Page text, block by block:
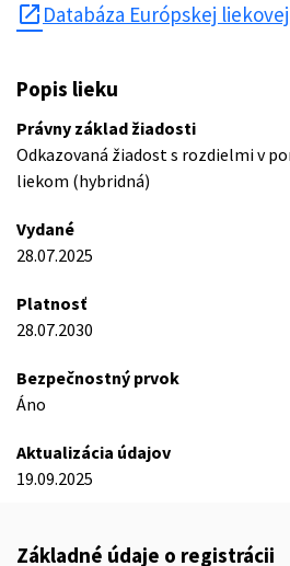
open_in_new Databáza Európskej
Popis lieku
Právny základ žiadosti
Odkazovaná žiadost s rozdielmi v
liekom (hybridná)
Vydané
28.07.2025
Platnosť
28.07.2030
Bezpečnostný prvok
Áno
Aktualizácia údajov
19.09.2025
Základné údaje o registrácii